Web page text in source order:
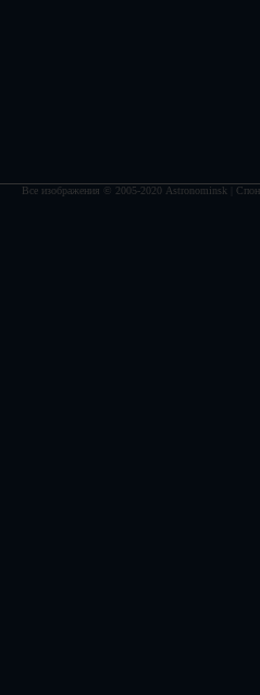
Все изображения © 2005-2020 Astronominsk |